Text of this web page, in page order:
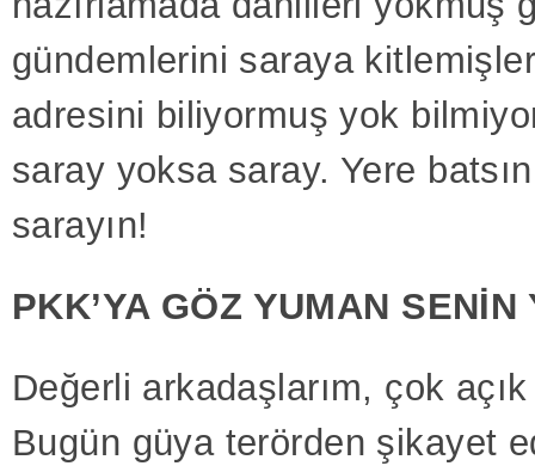
gündemlerini saraya
adresini biliyormuş yok
saray yoksa saray. Yere
sarayın!
PKK’YA GÖZ YUMAN SENİN
Değerli arkadaşlarım, çok
Bugün güya terörden şikayet